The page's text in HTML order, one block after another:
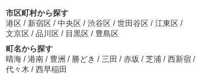
市区町村から探す
港区 / 新宿区 / 中央区 / 渋谷区 / 世田谷区 / 江東区 /
文京区 / 品川区 / 目黒区 / 豊島区
町名から探す
晴海 / 港南 / 豊洲 / 勝どき / 三田 / 赤坂 / 芝浦 / 西新宿 /
代々木 / 西早稲田